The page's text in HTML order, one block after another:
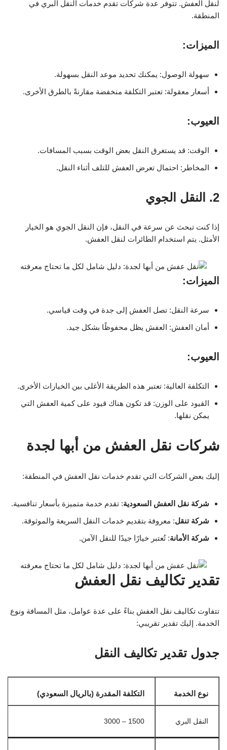
لنقل العفش. تتوفر عدة شركات تقدم خدمات النقل البري في
المنطقة.
الميزات:
سهولة الوصول: يمكنك تحديد موعد النقل بسهولة.
أسعار معقولة: تعتبر التكلفة منخفضة مقارنةً بالطرق الأخرى.
العيوب:
الوقت: قد يستغرق النقل بعض الوقت بسبب المسافات.
المخاطر: احتمال تعرض العفش للتلف أثناء النقل.
2. النقل الجوي
إذا كنت تبحث عن سرعة في النقل، فإن النقل الجوي هو الخيار
الأمثل. يتم استخدام الطائرات لنقل العفش.
الميزات:
سرعة النقل: تصل العفش إلى جدة في وقت قياسي.
أمان العفش: العفش يظل محفوظًا بشكل جيد.
العيوب:
التكلفة العالية: تعتبر هذه الطريقة الأغلى بين الخيارات الأخرى.
القيود على الوزن: قد تكون هناك قيود على كمية العفش التي
يمكن نقلها.
شركات نقل العفش من أبها لجدة
إليك بعض الشركات التي تقدم خدمات نقل العفش في المنطقة:
شركة نقل العفش السعودية: تقدم خدمة متميزة بأسعار تنافسية.
شركة تنقل: معروفة بتقديم خدمات النقل السريعة والموثوقة.
شركة الأمانة: تُعتبر خيارًا جيدًا للنقل الآمن.
تقدير تكاليف نقل العفش
تتفاوت تكاليف نقل العفش بناءً على عدة عوامل، مثل المسافة ونوع
الخدمة. إليك تقدير تقريبي:
جدول تقدير تكاليف النقل
نوع الخدمة التكلفة المقدرة (بالريال السعودي)
النقل البري 1500 – 3000